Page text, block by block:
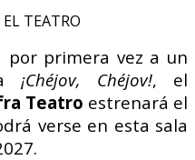
por primera vez a un
¡Chéjov, Chéjov!, el
Teatro estrenará el
verse en esta sala